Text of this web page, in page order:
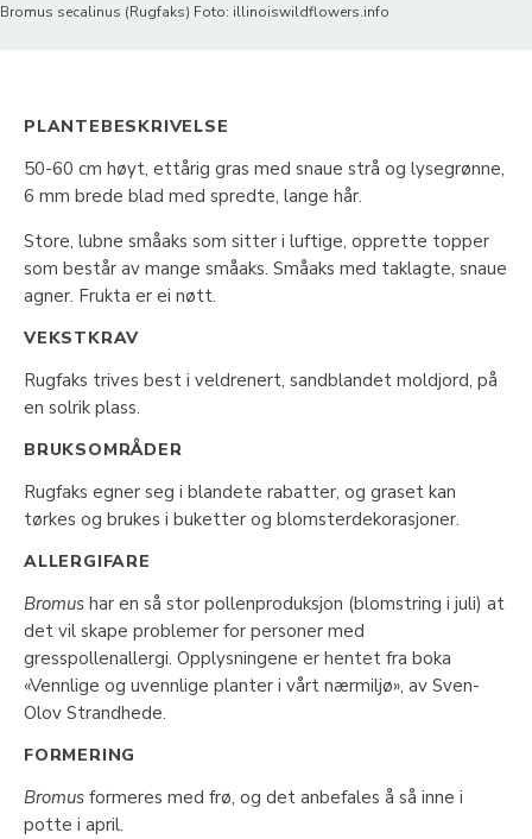
Bromus secalinus (Rugfaks) Foto: illinoiswildflowers.info
PLANTEBESKRIVELSE
50-60 cm høyt, ettårig gras med snaue strå og lysegrønne,
6 mm brede blad med spredte, lange hår.
Store, lubne småaks som sitter i luftige, opprette topper
som består av mange småaks. Småaks med taklagte, snaue
agner. Frukta er ei nøtt.
VEKSTKRAV
Rugfaks trives best i veldrenert, sandblandet moldjord, på
en solrik plass.
BRUKSOMRÅDER
Rugfaks egner seg i blandete rabatter, og graset kan
tørkes og brukes i buketter og blomsterdekorasjoner.
ALLERGIFARE
Bromus har en så stor pollenproduksjon (blomstring i juli) at
det vil skape problemer for personer med
gresspollenallergi. Opplysningene er hentet fra boka
«Vennlige og uvennlige planter i vårt nærmiljø», av Sven-
Olov Strandhede.
FORMERING
Bromus formeres med frø, og det anbefales å så inne i
potte i april.